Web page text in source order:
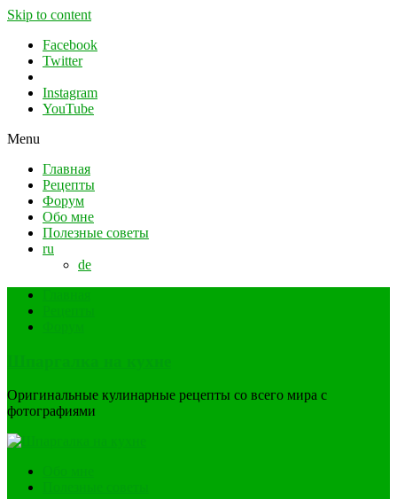
Skip to content
Facebook
Twitter
Instagram
YouTube
Menu
Главная
Рецепты
Форум
Обо мне
Полезные советы
ru
de
Оригинальные кулинарные рецепты со всего мира с
фотографиями